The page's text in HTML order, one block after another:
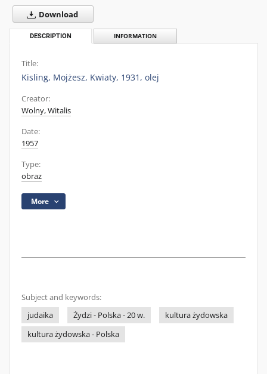
Download
DESCRIPTION INFORMATION
Title:
Kisling, Mojżesz, Kwiaty, 1931, olej
Creator:
Wolny, Witalis
Date:
1957
Type:
obraz
More
Subject and keywords:
judaika
Żydzi - Polska - 20 w.
kultura żydowska
kultura żydowska - Polska